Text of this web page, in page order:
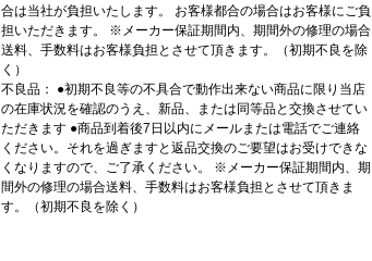
合は当社が負担いたします。 お客様都合の場合はお客様にご負
担いただきます。 ※メーカー保証期間内、期間外の修理の場合
送料、手数料はお客様負担とさせて頂きます。（初期不良を除
く）
不良品： ●初期不良等の不具合で動作出来ない商品に限り当店
の在庫状況を確認のうえ、新品、または同等品と交換させてい
ただきます ●商品到着後7日以内にメールまたは電話でご連絡
ください。それを過ぎますと返品交換のご要望はお受けできな
くなりますので、ご了承ください。 ※メーカー保証期間内、期
間外の修理の場合送料、手数料はお客様負担とさせて頂きま
す。（初期不良を除く）